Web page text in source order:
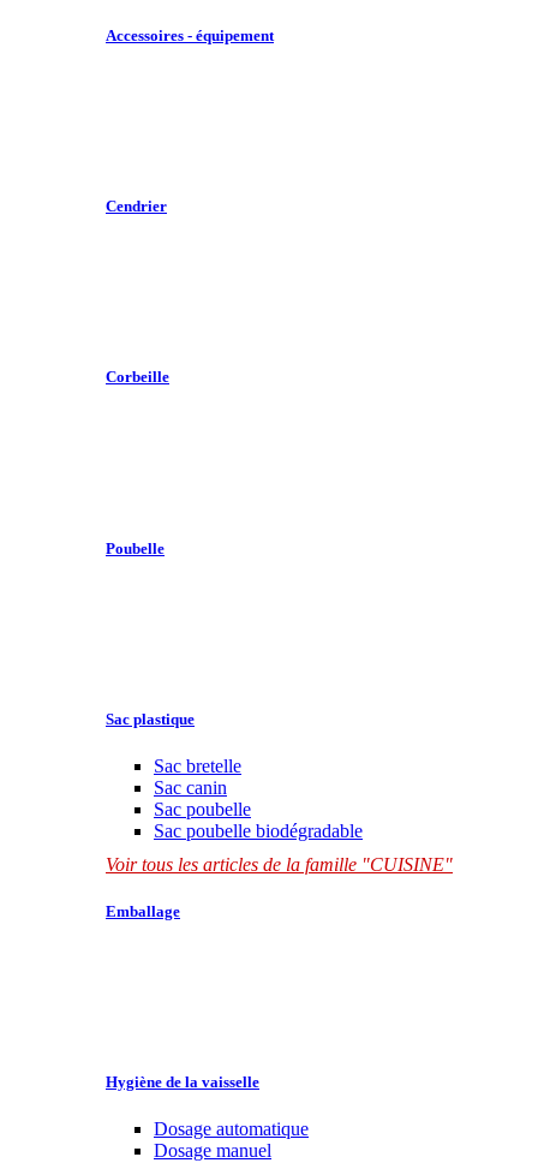
Accessoires - équipement
Cendrier
Corbeille
Poubelle
Sac plastique
Sac bretelle
Sac canin
Sac poubelle
Sac poubelle biodégradable
Voir tous les articles de la famille "CUISINE"
Emballage
Hygiène de la vaisselle
Dosage automatique
Dosage manuel